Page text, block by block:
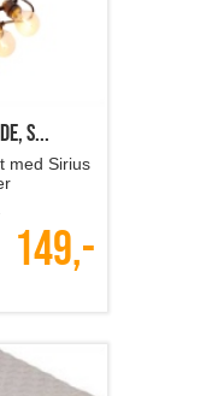
s...
med Sirius
149,-